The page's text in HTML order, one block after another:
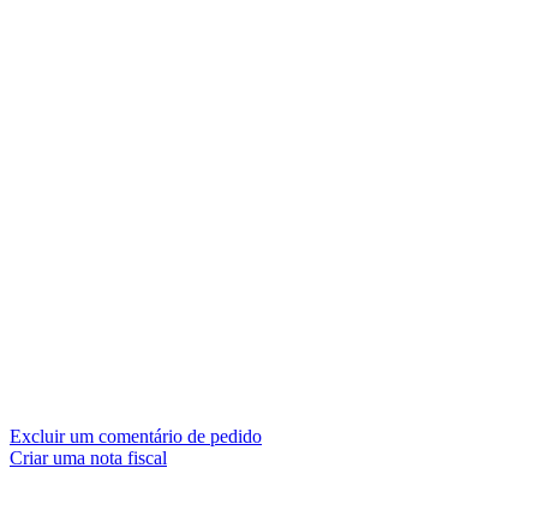
Excluir um comentário de pedido
Criar uma nota fiscal